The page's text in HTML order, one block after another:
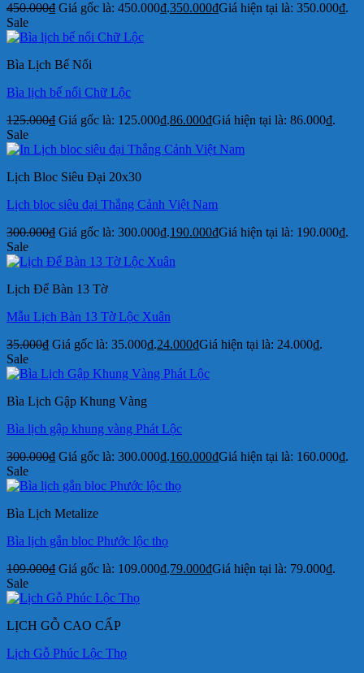
450.000₫ Giá gốc là: 450.000₫.350.000₫Giá hiện tại là: 350.000₫.
Sale
Bìa Lịch Bế Nổi
Bìa lịch bế nổi Chữ Lộc
125.000₫ Giá gốc là: 125.000₫.86.000₫Giá hiện tại là: 86.000₫.
Sale
Lịch Bloc Siêu Đại 20x30
Lịch bloc siêu đại Thắng Cảnh Việt Nam
300.000₫ Giá gốc là: 300.000₫.190.000₫Giá hiện tại là: 190.000₫.
Sale
Lịch Để Bàn 13 Tờ
Mẫu Lịch Bàn 13 Tờ Lộc Xuân
35.000₫ Giá gốc là: 35.000₫.24.000₫Giá hiện tại là: 24.000₫.
Sale
Bìa Lịch Gập Khung Vàng
Bìa lịch gập khung vàng Phát Lộc
300.000₫ Giá gốc là: 300.000₫.160.000₫Giá hiện tại là: 160.000₫.
Sale
Bìa Lịch Metalize
Bìa lịch gắn bloc Phước lộc thọ
109.000₫ Giá gốc là: 109.000₫.79.000₫Giá hiện tại là: 79.000₫.
Sale
LỊCH GỖ CAO CẤP
Lịch Gỗ Phúc Lộc Thọ